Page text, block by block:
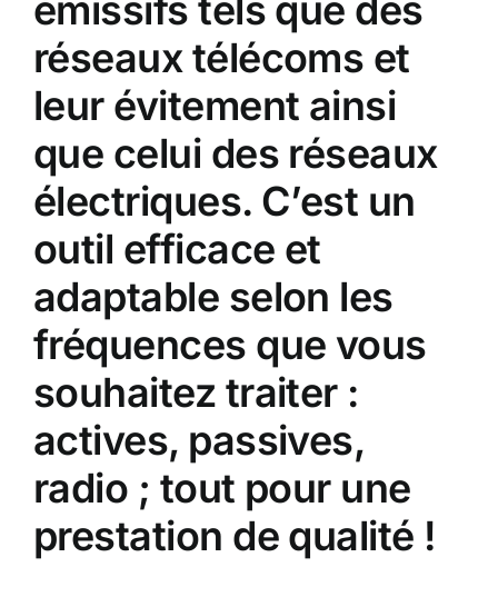
réseaux télécoms et
leur évitement ainsi
que celui des réseaux
électriques. C’est un
outil efficace et
adaptable selon les
fréquences que vous
souhaitez traiter :
actives, passives,
radio ; tout pour une
prestation de qualité !